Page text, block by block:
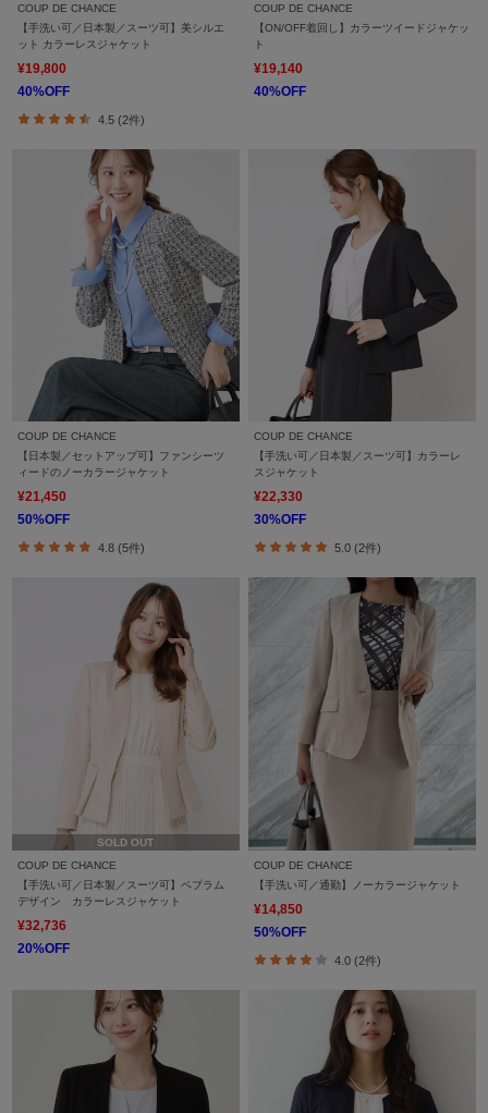
COUP DE CHANCE
【手洗い可／日本製／スーツ可】美シルエ
ット カラーレスジャケット
¥19,800
40%OFF
4.5 (2件)
COUP DE CHANCE
【ON/OFF着回し】カラーツイードジャケッ
ト
¥19,140
40%OFF
COUP DE CHANCE
【日本製／セットアップ可】ファンシーツ
ィードのノーカラージャケット
¥21,450
50%OFF
4.8 (5件)
COUP DE CHANCE
【手洗い可／日本製／スーツ可】カラーレ
スジャケット
¥22,330
30%OFF
5.0 (2件)
SOLD OUT
COUP DE CHANCE
【手洗い可／日本製／スーツ可】ペプラム
デザイン カラーレスジャケット
¥32,736
20%OFF
COUP DE CHANCE
【手洗い可／通勤】ノーカラージャケット
¥14,850
50%OFF
4.0 (2件)